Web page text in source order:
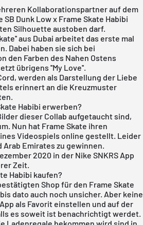
Kollaborationspartner auf dem
Dunk Low x Frame Skate Habibi
Silhouette austoben darf.
aus Dubai arbeitet das erste mal
Dabei haben sie sich bei
den Farben des Nahen Ostens
übrigens ''My Love''.
werden als Darstellung der Liebe
erinnert an die Kreuzmuster
Habibi erwerben?
dieser Collab aufgetaucht sind,
Nun hat Frame Skate ihren
Videospiels online gestellt. Leider
Emirates zu gewinnen.
2020 in der Nike SNKRS App
Zeit.
Habibi kaufen?
Shop für den Frame Skate
dato auch noch unsicher. Aber keine
als Favorit einstellen und auf der
es soweit ist benachrichtigt werdet.